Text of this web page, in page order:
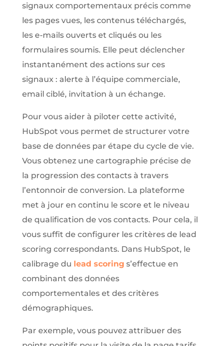
signaux comportementaux précis comme
les pages vues, les contenus téléchargés,
les e-mails ouverts et cliqués ou les
formulaires soumis. Elle peut déclencher
instantanément des actions sur ces
signaux : alerte à l’équipe commerciale,
email ciblé, invitation à un échange.
Pour vous aider à piloter cette activité,
HubSpot vous permet de structurer votre
base de données par étape du cycle de vie.
Vous obtenez une cartographie précise de
la progression des contacts à travers
l’entonnoir de conversion. La plateforme
met à jour en continu le score et le niveau
de qualification de vos contacts. Pour cela, il
vous suffit de configurer les critères de lead
scoring correspondants. Dans HubSpot, le
calibrage du lead scoring s’effectue en
combinant des données
comportementales et des critères
démographiques.
Par exemple, vous pouvez attribuer des